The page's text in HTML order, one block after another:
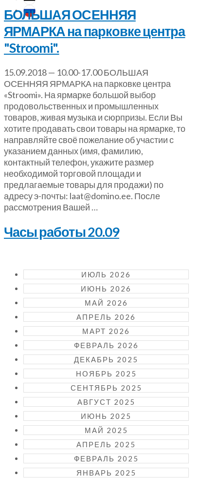
БОЛЬШАЯ ОСЕННЯЯ
ЯРМАРКА на парковке центра
"Stroomi".
15.09.2018 — 10.00-17.00 БОЛЬШАЯ
ОСЕННЯЯ ЯРМАРКА на парковке центра
«Stroomi». На ярмарке большой выбор
продовольственных и промышленных
товаров, живая музыка и сюрпризы. Если Вы
хотите продавать свои товары на ярмарке, то
направляйте своё пожелание об участии с
указанием данных (имя, фамилию,
контактный телефон, укажите размер
необходимой торговой площади и
предлагаемые товары для продажи) по
адресу э-почты: laat@domino.ee. После
рассмотрения Вашей …
Часы работы 20.09
ИЮЛЬ 2026
ИЮНЬ 2026
МАЙ 2026
АПРЕЛЬ 2026
МАРТ 2026
ФЕВРАЛЬ 2026
ДЕКАБРЬ 2025
НОЯБРЬ 2025
СЕНТЯБРЬ 2025
АВГУСТ 2025
ИЮНЬ 2025
МАЙ 2025
АПРЕЛЬ 2025
ФЕВРАЛЬ 2025
ЯНВАРЬ 2025